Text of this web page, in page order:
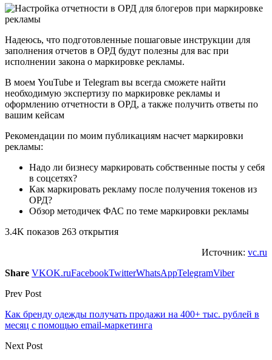
Надеюсь, что подготовленные пошаговые инструкции для
заполнения отчетов в ОРД будут полезны для вас при
исполнении закона о маркировке рекламы.
В моем YouTube и Telegram вы всегда сможете найти
необходимую экспертизу по маркировке рекламы и
оформлению отчетности в ОРД, а также получить ответы по
вашим кейсам
Рекомендации по моим публикациям насчет маркировки
рекламы:
Надо ли бизнесу маркировать собственные посты у себя
в соцсетях?
Как маркировать рекламу после получения токенов из
ОРД?
Обзор методичек ФАС по теме маркировки рекламы
3.4K показов 263 открытия
Источник: vc.ru
Share VKOK.ruFacebookTwitterWhatsAppTelegramViber
Prev Post
Как бренду одежды получать продажи на 400+ тыс. рублей в
месяц с помощью email-маркетинга
Next Post